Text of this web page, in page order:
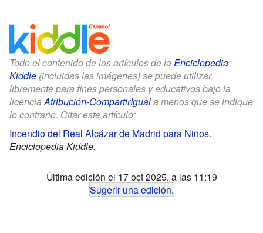
Todo el contenido de los artículos de la Enciclopedia
Kiddle (incluidas las imágenes) se puede utilizar
libremente para fines personales y educativos bajo la
licenciaAtribución-CompartirIguala menos que se indique
lo contrario. Citar este artículo:
Incendio del Real Alcázar de Madrid para Niños.
Enciclopedia Kiddle.
Última edición el 17 oct 2025, a las 11:19
Sugerir una edición.